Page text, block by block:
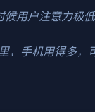
用户注意力极低
手机用得多